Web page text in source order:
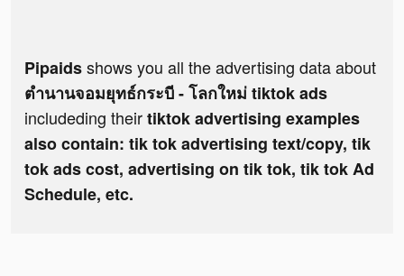
Pipaidsshows you all the advertising data about
ตำนานจอมยุทธ์กระบี - โลกใหม่ tiktok ads
includeding theirtiktok advertising examples
also contain: tik tok advertising text/copy, tik
tok ads cost, advertising on tik tok, tik tok Ad
Schedule, etc.